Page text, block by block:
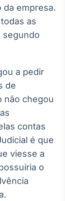
da empresa.
as
segundo
a pedir
de
não chegou
contas
é que
viesse a
o